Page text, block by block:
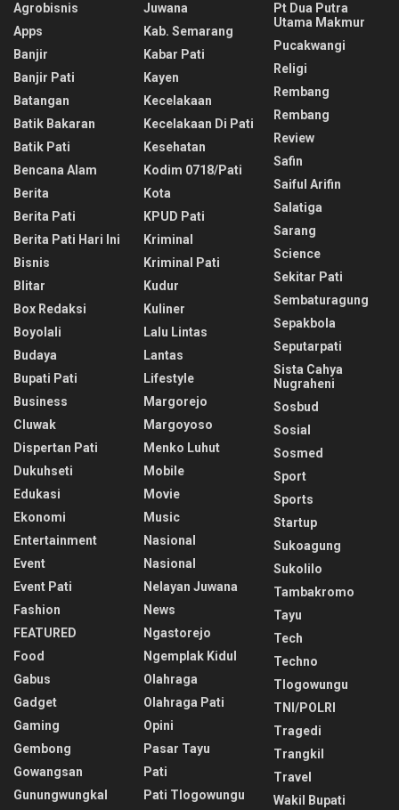
Agrobisnis
Apps
Banjir
Banjir Pati
Batangan
Batik Bakaran
Batik Pati
Bencana Alam
Berita
Berita Pati
Berita Pati Hari Ini
Bisnis
Blitar
Box Redaksi
Boyolali
Budaya
Bupati Pati
Business
Cluwak
Dispertan Pati
Dukuhseti
Edukasi
Ekonomi
Entertainment
Event
Event Pati
Fashion
FEATURED
Food
Gabus
Gadget
Gaming
Gembong
Gowangsan
Gunungwungkal
Juwana
Kab. Semarang
Kabar Pati
Kayen
Kecelakaan
Kecelakaan Di Pati
Kesehatan
Kodim 0718/pati
Kota
KPUD Pati
Kriminal
Kriminal Pati
Kudur
Kuliner
Lalu Lintas
Lantas
Lifestyle
Margorejo
Margoyoso
Menko Luhut
Mobile
Movie
Music
Nasional
Nasional
Nelayan Juwana
News
Ngastorejo
Ngemplak Kidul
Olahraga
Olahraga Pati
Opini
Pasar Tayu
Pati
Pati Tlogowungu
Pt Dua Putra
Utama Makmur
Pucakwangi
Religi
Rembang
Rembang
Review
Safin
Saiful Arifin
Salatiga
Sarang
Science
Sekitar Pati
Sembaturagung
Sepakbola
Seputarpati
Sista Cahya
Nugraheni
Sosbud
Sosial
Sosmed
Sport
Sports
Startup
Sukoagung
Sukolilo
Tambakromo
Tayu
Tech
Techno
Tlogowungu
TNI/POLRI
Tragedi
Trangkil
Travel
Wakil Bupati